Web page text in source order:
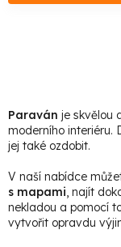
Paraván je skvělou
moderního interiéru.
jej také ozdobit.
V naší nabídce
s mapami, najít
nekladou a pomocí
vytvořit opravdu